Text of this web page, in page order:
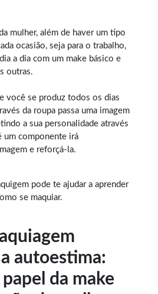
mulher, além de haver um tipo
ocasião, seja para o trabalho,
a dia com um make básico e
outras.
você se produz todos os dias
da roupa passa uma imagem
a sua personalidade através
um componente irá
e reforçá-la.
pode te ajudar a aprender
se maquiar.
autoestima:
da make